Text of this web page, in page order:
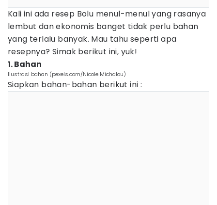
Kali ini ada resep Bolu menul-menul yang rasanya
lembut dan ekonomis banget tidak perlu bahan
yang terlalu banyak. Mau tahu seperti apa
resepnya? Simak berikut ini, yuk!
1. Bahan
Ilustrasi bahan (pexels.com/Nicole Michalou)
Siapkan bahan-bahan berikut ini :